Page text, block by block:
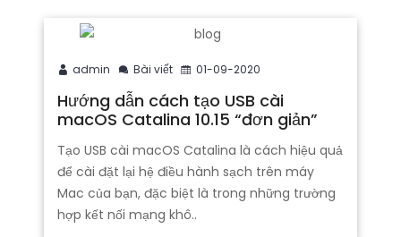
admin Bài viết 01-09-2020
Hướng dẫn cách tạo USB cài
macOS Catalina 10.15 “đơn giản”
Tạo USB cài macOS Catalina là cách hiệu quả
để cài đặt lại hệ điều hành sạch trên máy
Mac của bạn, đặc biệt là trong những trường
hợp kết nối mạng khô..